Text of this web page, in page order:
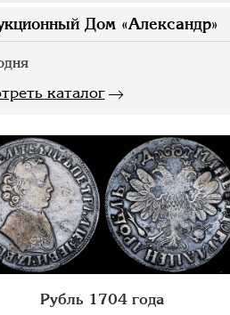
Дом «Александр»
каталог
Рубль 1704 года